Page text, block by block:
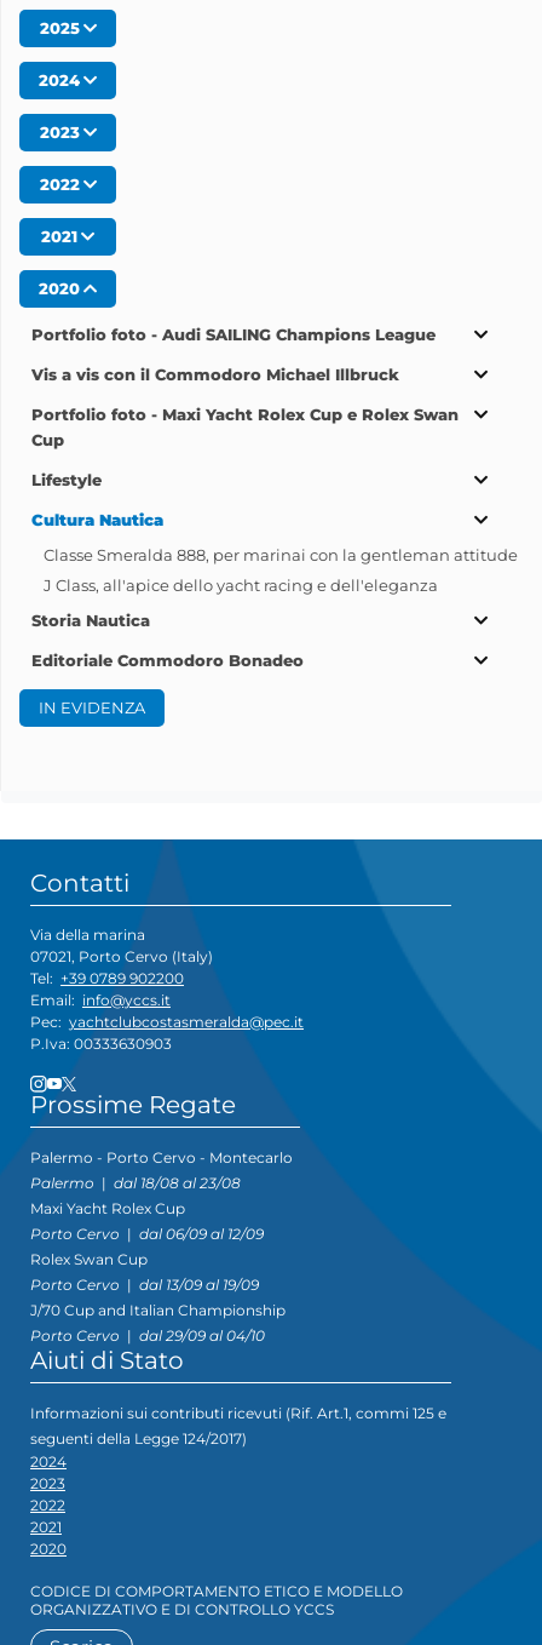
2025
2024
2023
2022
2021
2020
Portfolio foto - Audi SAILING Champions League
Vis a vis con il Commodoro Michael Illbruck
Portfolio foto - Maxi Yacht Rolex Cup e Rolex Swan
Cup
Lifestyle
Cultura Nautica
Classe Smeralda 888, per marinai con la gentleman attitude
J Class, all'apice dello yacht racing e dell'eleganza
Storia Nautica
Editoriale Commodoro Bonadeo
IN EVIDENZA
Contatti
Via della marina
07021, Porto Cervo (Italy)
Tel: +39 0789 902200
Email: info@yccs.it
Pec: yachtclubcostasmeralda@pec.it
P.Iva: 00333630903
Prossime Regate
Palermo - Porto Cervo - Montecarlo
Palermo | dal 18/08 al 23/08
Maxi Yacht Rolex Cup
Porto Cervo | dal 06/09 al 12/09
Rolex Swan Cup
Porto Cervo | dal 13/09 al 19/09
J/70 Cup and Italian Championship
Porto Cervo | dal 29/09 al 04/10
Aiuti di Stato
Informazioni sui contributi ricevuti (Rif. Art.1, commi 125 e
seguenti della Legge 124/2017)
2024
2023
2022
2021
2020
CODICE DI COMPORTAMENTO ETICO E MODELLO
ORGANIZZATIVO E DI CONTROLLO YCCS